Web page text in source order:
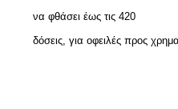
να φθάσει έως τις 420
δόσεις, για οφειλές προς